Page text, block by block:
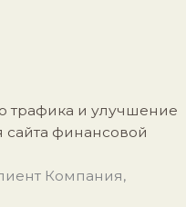
трафика и улучшение
сайта финансовой
Компания,